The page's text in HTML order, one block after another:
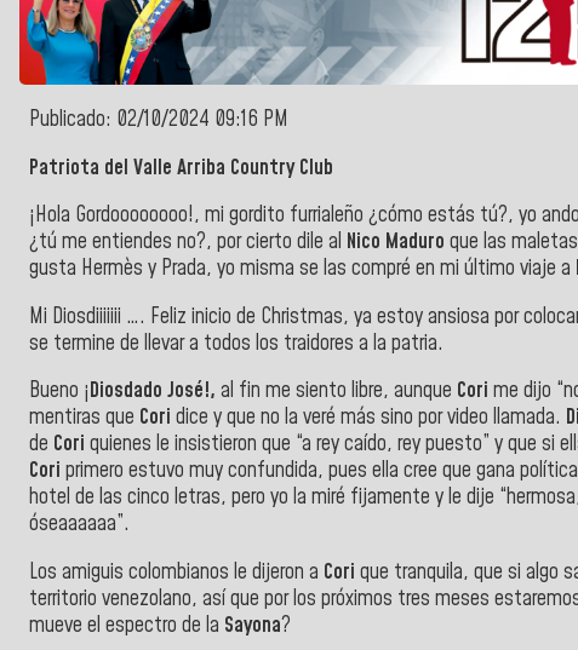
Publicado: 02/10/2024 09:16 PM
Patriota del Valle Arriba Country Club
¡Hola Gordoooooooo!, mi gordito furrialeño ¿cómo estás tú?, yo
¿tú me entiendes no?, por cierto dile al Nico Maduro que las
gusta Hermès y Prada, yo misma se las compré en mi último viaje a
Mi Diosdiiiiiii …. Feliz inicio de Christmas, ya estoy ansiosa por
se termine de llevar a todos los traidores a la patria.
Bueno ¡Diosdado José!, al fin me siento libre, aunque Cori me dijo
mentiras que Cori dice y que no la veré más sino por video llamada.
de Cori quienes le insistieron que “a rey caído, rey puesto” y que si
Cori primero estuvo muy confundida, pues ella cree que gana
hotel de las cinco letras, pero yo la miré fijamente y le dije
óseaaaaaa”.
Los amiguis colombianos le dijeron a Cori que tranquila, que si algo
territorio venezolano, así que por los próximos tres meses
mueve el espectro de la Sayona?